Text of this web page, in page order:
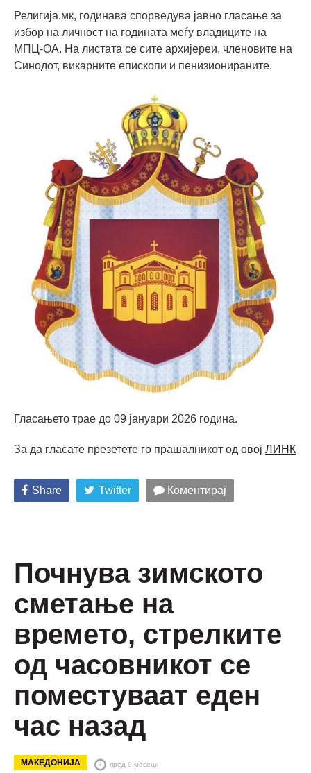
Религија.мк, годинава спорведува јавно гласање за
избор на личност на годината меѓу владиците на
МПЦ-ОА. На листата се сите архијереи, членовите на
Синодот, викарните епископи и пенизионираните.
Гласањето трае до 09 јануари 2026 година.
За да гласате презетете го прашалникот од овој ЛИНК
Share Twitter Коментирај
Почнува зимското
сметање на
времето, стрелките
од часовникот се
поместуваат еден
час назад
МАКЕДОНИЈА пред 9 месеци